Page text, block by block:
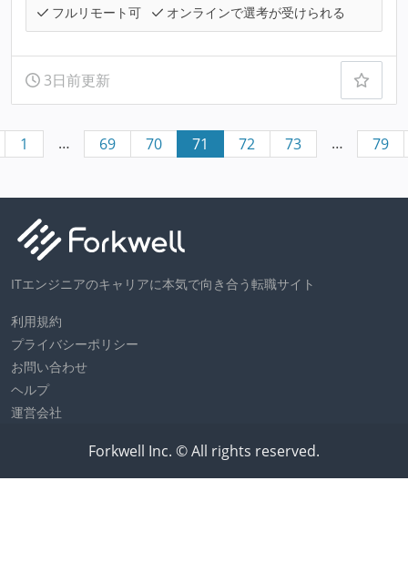
フルリモート可
オンラインで選考が受けられる
3日前更新
1 … 69 70 71 72 73 … 79
ITエンジニアのキャリアに本気で向き合う転職サイト
利用規約
プライバシーポリシー
お問い合わせ
ヘルプ
運営会社
Forkwell Inc. © All rights reserved.